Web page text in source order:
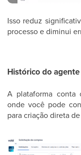
Isso reduz
processo e diminui
Histórico do
A plataforma conta
onde você pode
para criação direta